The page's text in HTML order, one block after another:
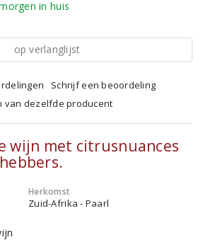
in huis
op verlanglijst
Schrijf een beoordeling
van dezelfde producent
wijn met citrusnuances
Herkomst
Zuid-Afrika - Paarl